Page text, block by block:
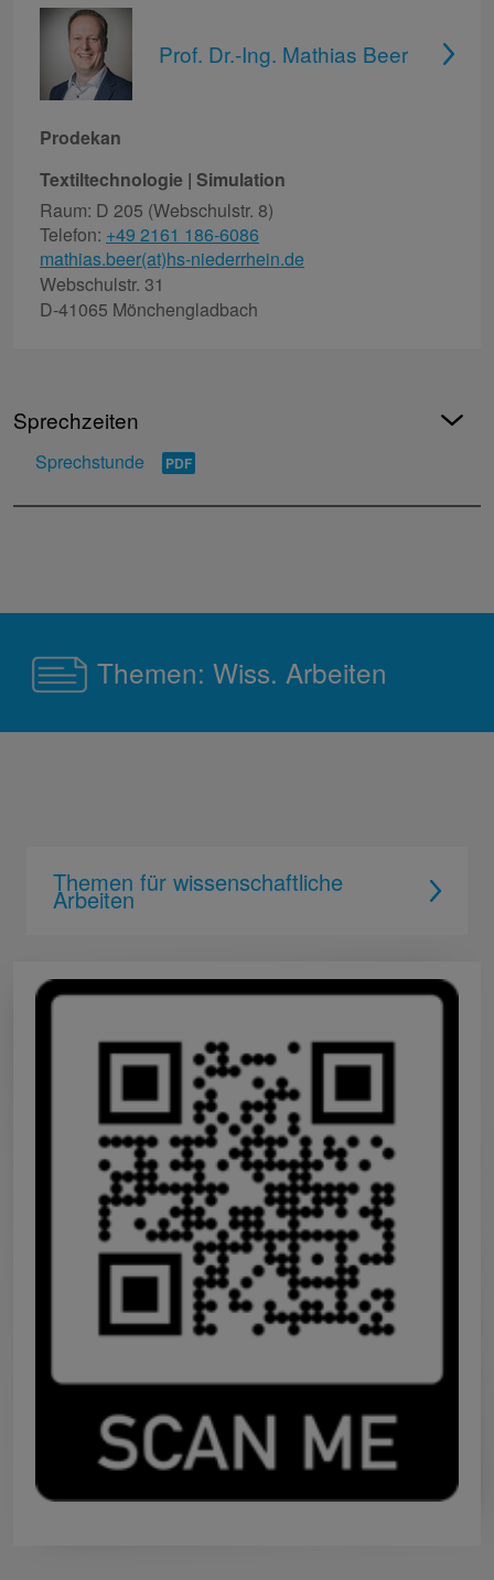
Prof. Dr.-Ing. Mathias Beer
Prodekan
Textiltechnologie | Simulation
Raum: D 205 (Webschulstr. 8)
Telefon: +49 2161 186-6086
mathias.beer(at)hs-niederrhein.de
Webschulstr. 31
D-41065 Mönchengladbach
Sprechzeiten
Sprechstunde
Themen: Wiss. Arbeiten
Themen für wissenschaftliche
Arbeiten